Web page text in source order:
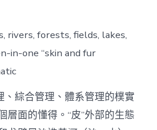
rivers, forests, fields, lakes,
in-one “skin and fur
、綜合管理、體系管理的樸實
層面的懂得。“皮”外部的生態